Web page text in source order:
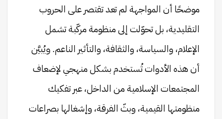
موضحًا أن المواجهة لم تعد تقتصر على الحروب
التقليدية، بل تحوّلت إلى منظومة مركّبة تشمل
الإعلام، والسياسة، والثقافة، والتأثير الناعم. ويُبيَّن
أن هذه الأدوات تُستخدم بشكل منهجي لإضعاف
المجتمعات الإسلامية من الداخل، عبر تفكيك
منظومتها القيمية، وبثّ الفرقة، وإشغالها بصراعات